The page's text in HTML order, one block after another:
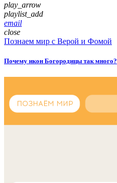
play_arrow
playlist_add
email
close
Познаем мир с Верой и Фомой
Почему икон Богородицы так много?